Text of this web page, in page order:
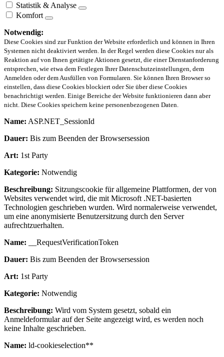
Statistik & Analyse
Komfort
Notwendig:
Diese Cookies sind zur Funktion der Website erforderlich und können in Ihren
Systemen nicht deaktiviert werden. In der Regel werden diese Cookies nur als
Reaktion auf von Ihnen getätigte Aktionen gesetzt, die einer Dienstanforderung
entsprechen, wie etwa dem Festlegen Ihrer Datenschutzeinstellungen, dem
Anmelden oder dem Ausfüllen von Formularen. Sie können Ihren Browser so
einstellen, dass diese Cookies blockiert oder Sie über diese Cookies
benachrichtigt werden. Einige Bereiche der Website funktionieren dann aber
nicht. Diese Cookies speichern keine personenbezogenen Daten.
Name: ASP.NET_SessionId
Dauer: Bis zum Beenden der Browsersession
Art: 1st Party
Kategorie: Notwendig
Beschreibung: Sitzungscookie für allgemeine Plattformen, der von
Websites verwendet wird, die mit Microsoft .NET-basierten
Technologien geschrieben wurden. Wird normalerweise verwendet,
um eine anonymisierte Benutzersitzung durch den Server
aufrechtzuerhalten.
Name: __RequestVerificationToken
Dauer: Bis zum Beenden der Browsersession
Art: 1st Party
Kategorie: Notwendig
Beschreibung: Wird vom System gesetzt, sobald ein
Anmeldeformular auf der Seite angezeigt wird, es werden noch
keine Inhalte geschrieben.
Name: ld-cookieselection**